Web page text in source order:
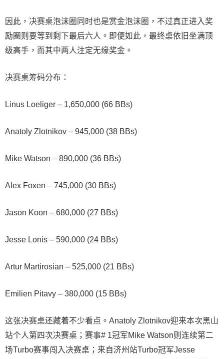
因此，决赛桌泡沫圈同时也是赏金泡沫圈，不过真正进入奖
励圈则要等到剩下最后六人。即便如此，最终桌依旧坐满顶
级高手，而其中两人注定无缘奖金。
决赛桌筹码分布：
Linus Loeliger – 1,650,000 (66 BBs)
Anatoly Zlotnikov – 945,000 (38 BBs)
Mike Watson – 890,000 (36 BBs)
Alex Foxen – 745,000 (30 BBs)
Jason Koon – 680,000 (27 BBs)
Jesse Lonis – 590,000 (24 BBs)
Artur Martirosian – 525,000 (21 BBs)
Emilien Pitavy – 380,000 (15 BBs)
这张决赛桌还藏着不少看点。Anatoly Zlotnikov迎来本次黑山
站个人第四次决赛桌；赛事# 1冠军Mike Watson则连续第二
场Turbo赛事闯入决赛桌；来自济州站Turbo冠军Jesse